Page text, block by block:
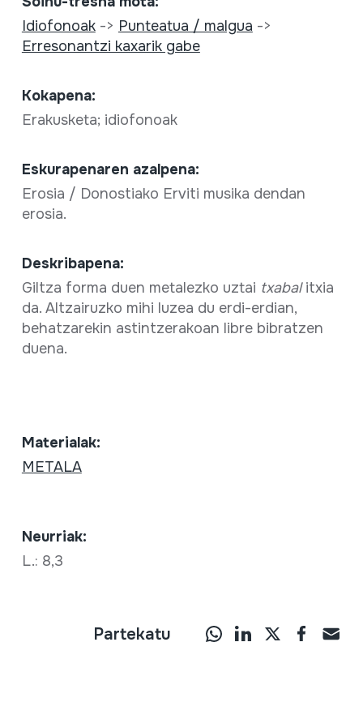
Idiofonoak-> Punteatua / malgua ->
Erresonantzi kaxarik gabe
Kokapena:
Erakusketa; idiofonoak
Eskurapenaren azalpena:
Erosia / Donostiako Erviti musika dendan
erosia.
Deskribapena:
Giltza forma duen metalezko uztai txabalitxia
da. Altzairuzko mihi luzea du erdi-erdian,
behatzarekin astintzerakoan libre bibratzen
duena.
Materialak:
METALA
Neurriak:
L.: 8,3
Partekatu